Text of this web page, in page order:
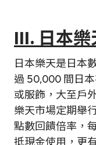
III. 日本
日本樂天是日本
過 50,000 間日
或服飾，大至戶
樂天市場定期舉
點數回饋倍率，
抵現金使用，更